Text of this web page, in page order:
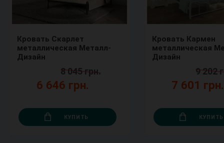
Кровать Скарлет
металлическая Металл-
Дизайн
6 646 грн.
8 045 грн.
КУПИТЬ
Кровать Кармен
металлическая
Дизайн
7 601
9 202
КУПИТЬ